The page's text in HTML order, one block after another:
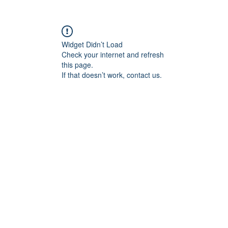
Widget Didn’t Load
Check your internet and refresh
this page.
If that doesn’t work, contact us.